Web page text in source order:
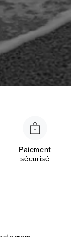
Paiement
sécurisé